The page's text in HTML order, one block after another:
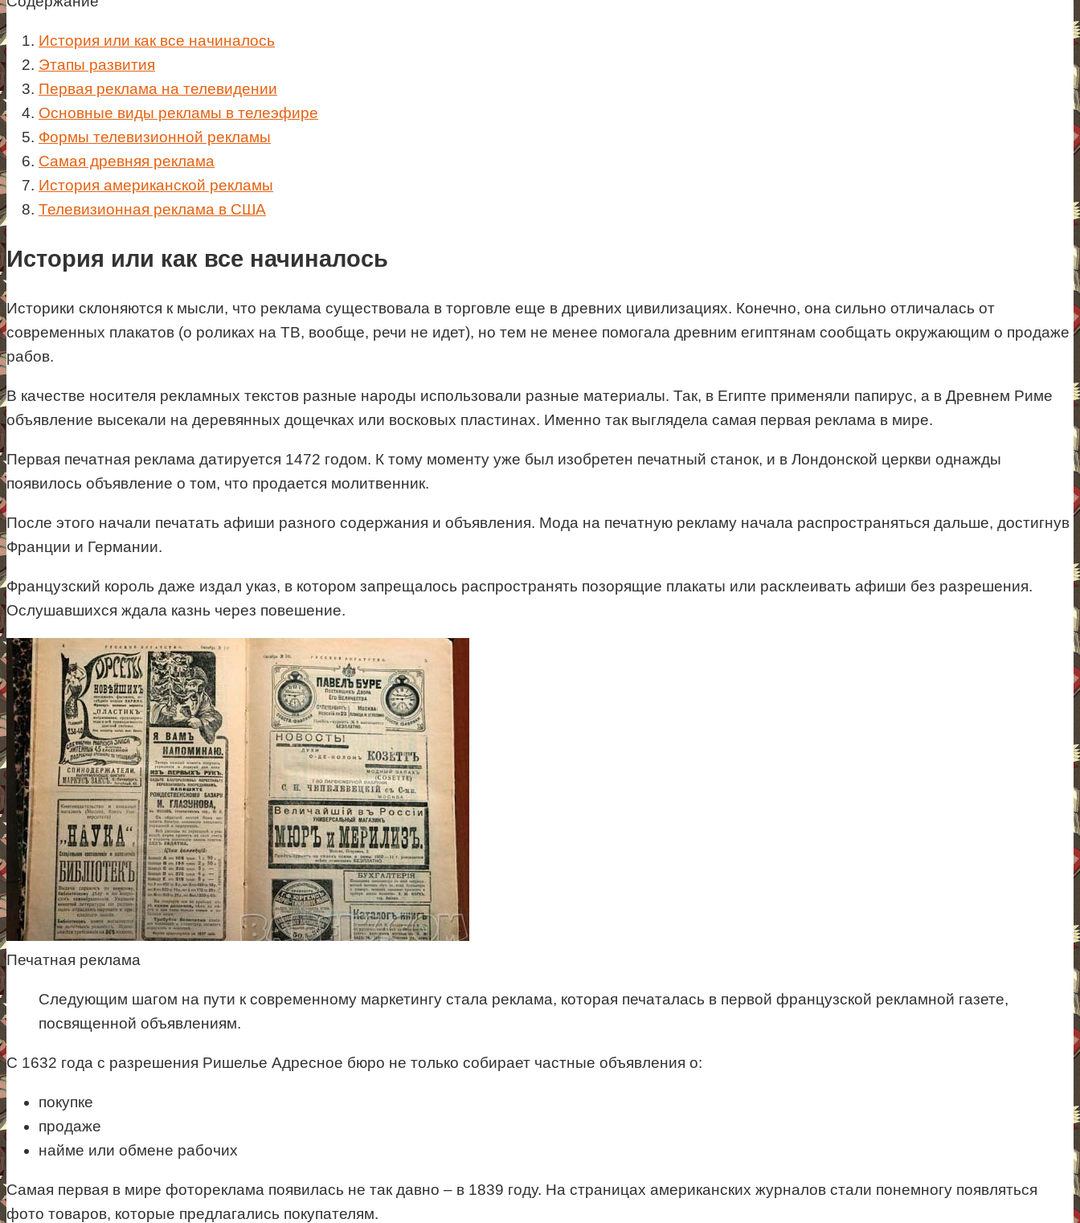
История или как все начиналось
Этапы развития
Первая реклама на телевидении
Основные виды рекламы в телеэфире
Формы телевизионной рекламы
Самая древняя реклама
История американской рекламы
Телевизионная реклама в США
История или как все начиналось
Историки склоняются к мысли, что реклама существовала в торговле еще в древних цивилизациях. Конечно, она сильно отличалась от
современных плакатов (о роликах на ТВ, вообще, речи не идет), но тем не менее помогала древним египтянам сообщать окружающим о продаже
рабов.
В качестве носителя рекламных текстов разные народы использовали разные материалы. Так, в Египте применяли папирус, а в Древнем Риме
объявление высекали на деревянных дощечках или восковых пластинах. Именно так выглядела самая первая реклама в мире.
Первая печатная реклама датируется 1472 годом. К тому моменту уже был изобретен печатный станок, и в Лондонской церкви однажды
появилось объявление о том, что продается молитвенник.
После этого начали печатать афиши разного содержания и объявления. Мода на печатную рекламу начала распространяться дальше, достигнув
Франции и Германии.
Французский король даже издал указ, в котором запрещалось распространять позорящие плакаты или расклеивать афиши без разрешения.
Ослушавшихся ждала казнь через повешение.
Печатная реклама
Следующим шагом на пути к современному маркетингу стала реклама, которая печаталась в первой французской рекламной газете,
посвященной объявлениям.
С 1632 года с разрешения Ришелье Адресное бюро не только собирает частные объявления о:
покупке
продаже
найме или обмене рабочих
Самая первая в мире фотореклама появилась не так давно – в 1839 году. На страницах американских журналов стали понемногу появляться
фото товаров, которые предлагались покупателям.